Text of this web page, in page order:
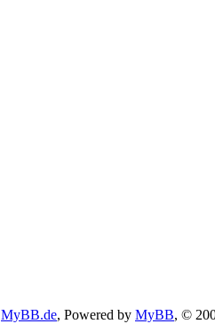
MyBB.de, Powered by MyBB, ©